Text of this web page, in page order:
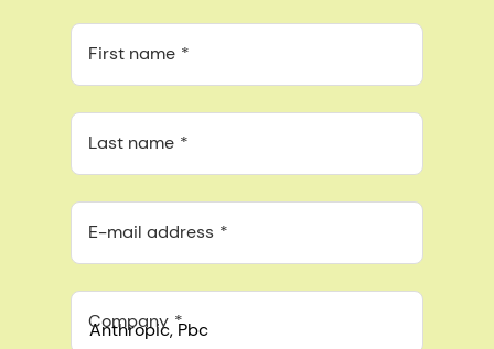
First name
Last name
E-mail address
Company